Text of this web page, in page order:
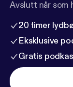
Avslutt når som
20 timer
Eksklusive
Gratis